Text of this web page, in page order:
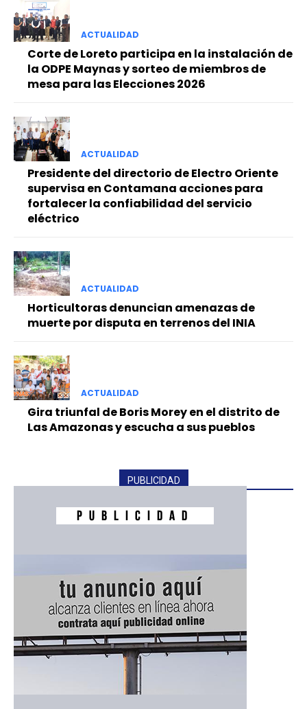
ACTUALIDAD
Corte de Loreto participa en la instalación de
la ODPE Maynas y sorteo de miembros de
mesa para las Elecciones 2026
ACTUALIDAD
Presidente del directorio de Electro Oriente
supervisa en Contamana acciones para
fortalecer la confiabilidad del servicio
eléctrico
ACTUALIDAD
Horticultoras denuncian amenazas de
muerte por disputa en terrenos del INIA
ACTUALIDAD
Gira triunfal de Boris Morey en el distrito de
Las Amazonas y escucha a sus pueblos
PUBLICIDAD